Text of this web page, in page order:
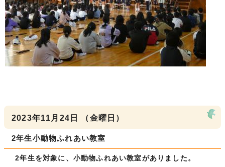
2023年11月24日 （金曜日）
2年生小動物ふれあい教室
2年生を対象に、小動物ふれあい教室がありました。